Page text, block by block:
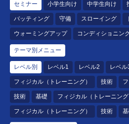
セミナー 小学生向け 中学生向け
バッティング 守備 スローイング
ウォーミングアップ コンディショニン
テーマ別メニュー
レベル別 レベル1 レベル2 レベル
フィジカル（トレーニング） 技術
技術 基礎 フィジカル（トレーニング
フィジカル（トレーニング） 技術